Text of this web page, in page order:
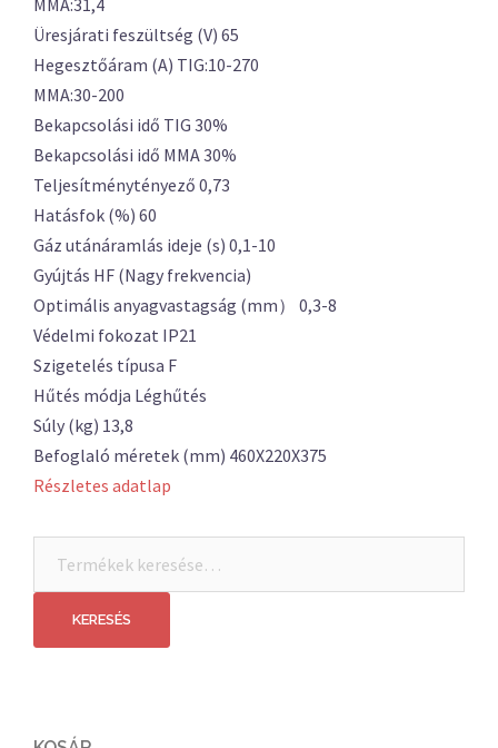
Üresjárati feszültség (V) 65
Hegesztőáram (A) TIG:10-270
MMA:30-200
Bekapcsolási idő TIG 30%
Bekapcsolási idő MMA 30%
Teljesítménytényező 0,73
Hatásfok (%) 60
Gáz utánáramlás ideje (s) 0,1-10
Gyújtás HF (Nagy frekvencia)
Optimális anyagvastagság (mm） 0,3-8
Védelmi fokozat IP21
Szigetelés típusa F
Hűtés módja Léghűtés
Súly (kg) 13,8
Befoglaló méretek (mm) 460X220X375
Részletes adatlap
következőre:
KERESÉS